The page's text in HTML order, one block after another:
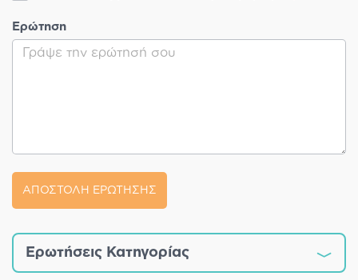
Ερώτηση
ΑΠΟΣΤΟΛΗ ΕΡΩΤΗΣΗΣ
Ερωτήσεις Κατηγορίας